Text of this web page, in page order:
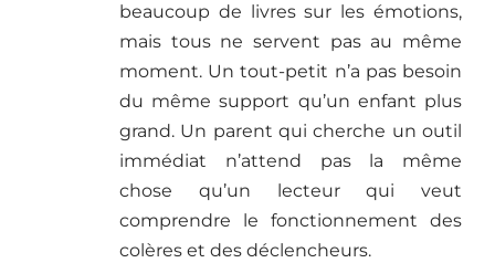
beaucoup de livres sur les émotions,
mais tous ne servent pas au même
moment. Un tout-petit n’a pas besoin
du même support qu’un enfant plus
grand. Un parent qui cherche un outil
immédiat n’attend pas la même
chose qu’un lecteur qui veut
comprendre le fonctionnement des
colères et des déclencheurs.